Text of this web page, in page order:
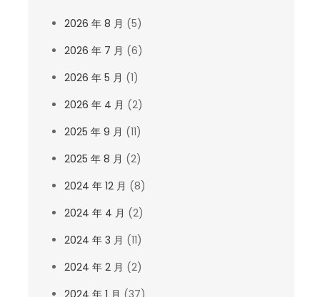
2026 年 8 月 (5)
2026 年 7 月 (6)
2026 年 5 月 (1)
2026 年 4 月 (2)
2025 年 9 月 (11)
2025 年 8 月 (2)
2024 年 12 月 (8)
2024 年 4 月 (2)
2024 年 3 月 (11)
2024 年 2 月 (2)
2024 年 1 月 (37)